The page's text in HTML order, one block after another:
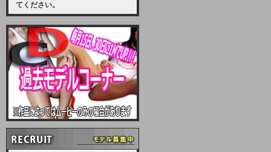
ます。その為、アクセスはできませ
ますが、ご理解の程を宜しくお願い
致します。
2022-09-01 (木)
【サーバーメンテナンスのお知ら
せ】
9月10日（土曜日）AM6：00から
AM8：00（予定）サーバーメンテ
ナンスを致します。ご迷惑をおかけ
てください。